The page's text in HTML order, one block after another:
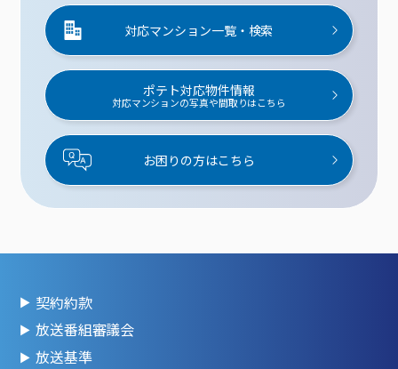
対応マンション一覧・検索
ポテト対応物件情報
対応マンションの写真や間取りはこちら
お困りの方はこちら
契約約款
放送番組審議会
放送基準